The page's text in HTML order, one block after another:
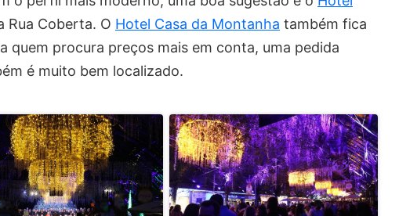
Rua Coberta. O Hotel Casa da Montanha também fica
quem procura preços mais em conta, uma pedida
é muito bem localizado.